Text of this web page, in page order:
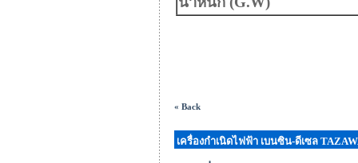
« Back
เครื่องกำเนิดไฟฟ้า เบนซิน-ดีเซล